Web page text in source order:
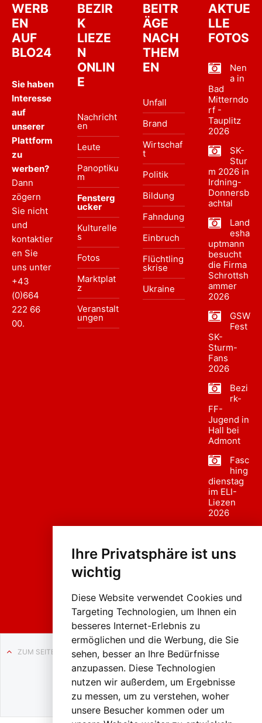
Ihre Privatsphäre ist uns
wichtig
Diese Website verwendet Cookies und
Targeting Technologien, um Ihnen ein
besseres Internet-Erlebnis zu
ermöglichen und die Werbung, die Sie
sehen, besser an Ihre Bedürfnisse
anzupassen. Diese Technologien
nutzen wir außerdem, um Ergebnisse
zu messen, um zu verstehen, woher
unsere Besucher kommen oder um
WERB
EN
AUF
BLO24
Sie haben
Interesse
auf
unserer
Plattform
zu
werben?
Dann
zögern
Sie nicht
und
kontaktier
en Sie
uns unter
+43
(0)664
222 66
00.
BEZIR
K
LIEZE
N
ONLIN
E
Nachricht
en
Leute
Panoptiku
m
Fensterg
ucker
Kulturelle
s
Fotos
Marktplat
z
Veranstalt
ungen
BEITR
ÄGE
NACH
THEM
EN
Unfall
Brand
Wirtschaf
t
Politik
Bildung
Fahndung
Einbruch
Flüchtling
skrise
Ukraine
AKTUE
LLE
FOTOS
Nen
a in
Bad
Mitterndo
rf -
Tauplitz
2026
SK-
Stur
m 2026 in
Irdning-
Donnersb
achtal
Land
esha
uptmann
besucht
die Firma
Schrottsh
ammer
2026
GSW
Fest
SK-
Sturm-
Fans
2026
Bezi
rk-
FF-
Jugend in
Hall bei
Admont
Fasc
hing
dienstag
im ELI-
Liezen
2026
sumzug
Liezen
ZUM SEITENANFANG
Auf BLO24.at werben?
+43 (0)664 2226600